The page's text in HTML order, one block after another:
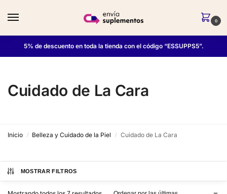
0
5% de descuento en toda la tienda con el código “ESSUPPS5”.
Cuidado de La Cara
Inicio / Belleza y Cuidado de la Piel / Cuidado de La Cara
MOSTRAR FILTROS